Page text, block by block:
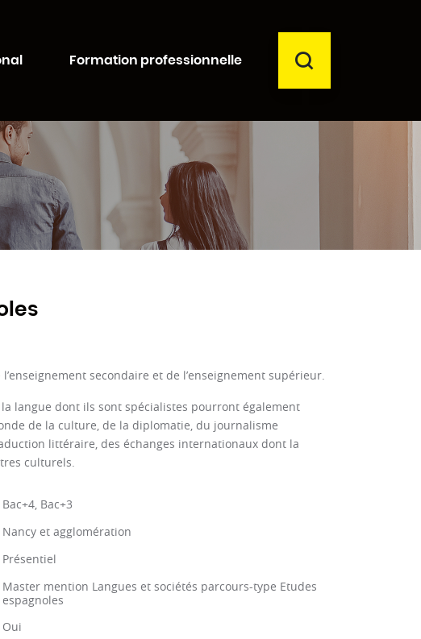
Formation professionnelle
secondaire et de l’enseignement supérieur.
langue dont ils sont spécialistes pourront également
de la culture, de la diplomatie, du journalisme
littéraire, des échanges internationaux dont la
culturels.
Bac+4, Bac+3
Nancy et agglomération
Présentiel
Master mention Langues et sociétés parcours-type Etudes
espagnoles
Oui